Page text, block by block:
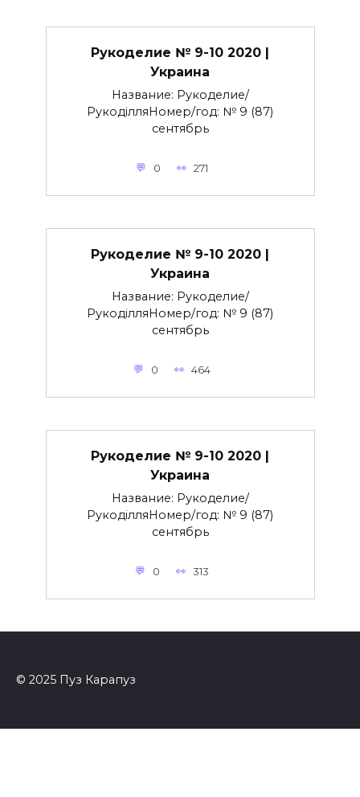
Рукоделие № 9-10 2020 |
Украина
Название: Рукоделие/
РукоділляНомер/год: № 9 (87)
сентябрь
0 271
Рукоделие № 9-10 2020 |
Украина
Название: Рукоделие/
РукоділляНомер/год: № 9 (87)
сентябрь
0 464
Рукоделие № 9-10 2020 |
Украина
Название: Рукоделие/
РукоділляНомер/год: № 9 (87)
сентябрь
0 313
© 2025 Пуз Карапуз